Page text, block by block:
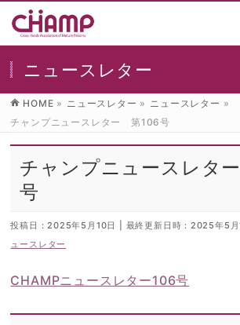
ニュースレター
HOME » ニュースレター » ニュースレター »
チャンプニュースレター 第106号
チャンプニュースレタ
号
投稿日 : 2025年5月10日 最終更新日時 : 2025年5月
ュースレター
CHAMPニュースレター106号